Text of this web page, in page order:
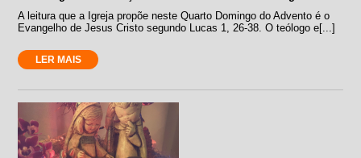
A leitura que a Igreja propõe neste Quarto Domingo do Advento é o
Evangelho de Jesus Cristo segundo Lucas 1, 26-38. O teólogo e[...]
LER MAIS